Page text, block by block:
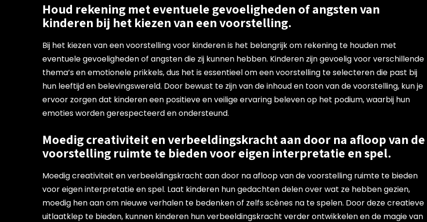
Houd rekening met eventuele gevoeligheden of angsten van
kinderen bij het kiezen van een voorstelling.
Bij het kiezen van een voorstelling voor kinderen is het belangrijk om rekening te houden met
eventuele gevoeligheden of angsten die zij kunnen hebben. Kinderen zijn gevoelig voor verschillende
thema’s en emotionele prikkels, dus het is essentieel om een voorstelling te selecteren die past bij
hun leeftijd en belevingswereld. Door bewust te zijn van de inhoud en toon van de voorstelling, kun je
ervoor zorgen dat kinderen een positieve en veilige ervaring beleven op het podium, waarbij hun
emoties worden gerespecteerd en ondersteund.
Moedig creativiteit en verbeeldingskracht aan door na afloop van de
voorstelling ruimte te bieden voor eigen interpretatie en spel.
Moedig creativiteit en verbeeldingskracht aan door na afloop van de voorstelling ruimte te bieden
voor eigen interpretatie en spel. Laat kinderen hun gedachten delen over wat ze hebben gezien,
moedig hen aan om nieuwe verhalen te bedenken of zelfs scènes na te spelen. Door deze creatieve
uitlaatklep te bieden, kunnen kinderen hun verbeeldingskracht verder ontwikkelen en de magie van